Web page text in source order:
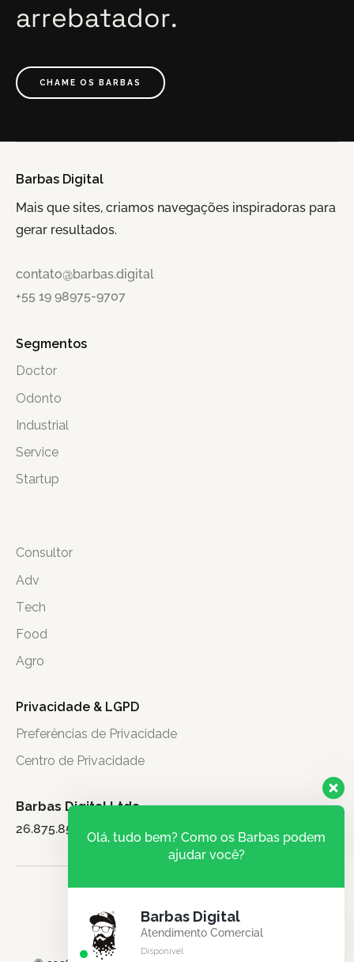
arrebatador.
CHAME OS BARBAS
Barbas Digital
Mais que sites, criamos navegações inspiradoras para
gerar resultados.
contato@barbas.digital
+55 19 98975-9707
Segmentos
Doctor
Odonto
Industrial
Service
Startup
Consultor
Adv
Tech
Food
Agro
Privacidade & LGPD
Preferências de Privacidade
Centro de Privacidade
Barbas Digital Ltda.
26.875.851/0001-71
Olá, tudo bem? Como os Barbas podem
ajudar você?
Barbas Digital
Atendimento Comercial
Disponível